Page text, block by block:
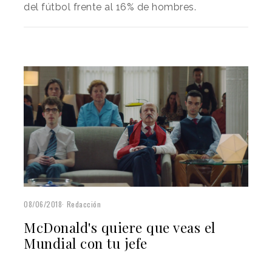
del fútbol frente al 16% de hombres.
08/06/2018 Redacción
McDonald's quiere que veas el
Mundial con tu jefe